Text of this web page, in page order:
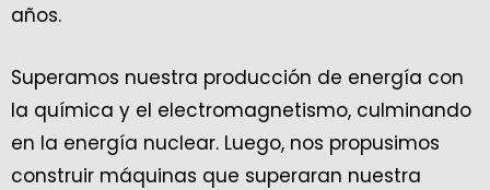
años.
Superamos nuestra producción de energía con
la química y el electromagnetismo, culminando
en la energía nuclear. Luego, nos propusimos
construir máquinas que superaran nuestra